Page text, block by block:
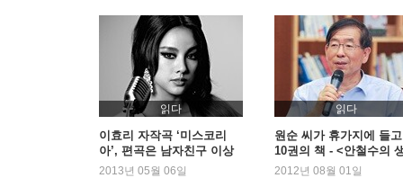
삼식아!
너희들을 어쩌면 좋으니
그래도 해피엔딩
그래도 삼식아
순심이의 사랑법
2장 나를 사랑해줘요 I love me
읽다
이효리 자작곡 ‘미스코리
아’, 편곡은 남자친구 이상
순
2013년 05월 06일
읽다
원순 씨가 휴가지에 들
10권의 책 - <안철수의
>, 이효리 <가까이> 외…
2012년 08월 01일